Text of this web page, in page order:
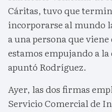
Cáritas, tuvo que
incorporarse al mundo
a una persona que
estamos empujando a
apuntó Rodríguez.
Ayer, las dos firmas
Servicio Comercial de